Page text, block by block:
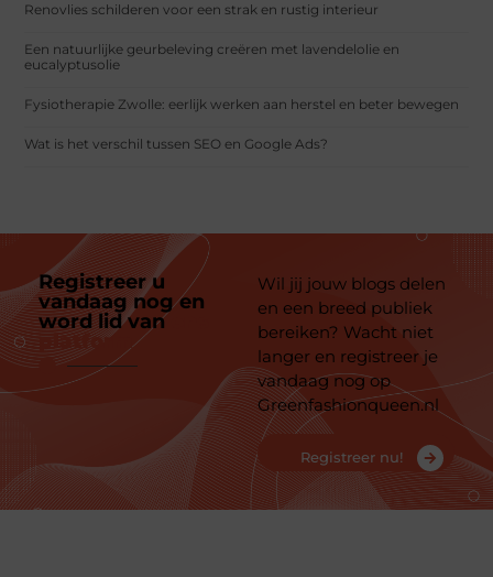
Renovlies schilderen voor een strak en rustig interieur
Een natuurlijke geurbeleving creëren met lavendelolie en
eucalyptusolie
Fysiotherapie Zwolle: eerlijk werken aan herstel en beter bewegen
Wat is het verschil tussen SEO en Google Ads?
Registreer u
vandaag nog en
word lid van
platform
Wil jij jouw blogs delen
en een breed publiek
bereiken? Wacht niet
langer en registreer je
vandaag nog op
Greenfashionqueen.nl
Registreer nu!